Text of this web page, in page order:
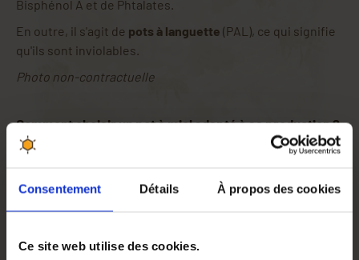
Consentement Détails À propos des cookies
Ce site web utilise des cookies.
Bisphénol A et de Phtalates.
En outre, il s'agit de pots à languette (PAL), ce qui signifie
qu'ils sont inviolables.
Photo non-contractuelle
Comment choisir un pot à miel adapté à sa production ?
Le bon emballage du miel est capital pour conserver la
substance.Pot à miel en plastique ou pot à miel en verre?
d'emballageoù nous vous livrons toutes les clefs pour